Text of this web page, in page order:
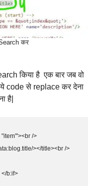
कर
किया है एक बार जब वो
code से replace कर देना
है|
/>
></title><br />
b:if>